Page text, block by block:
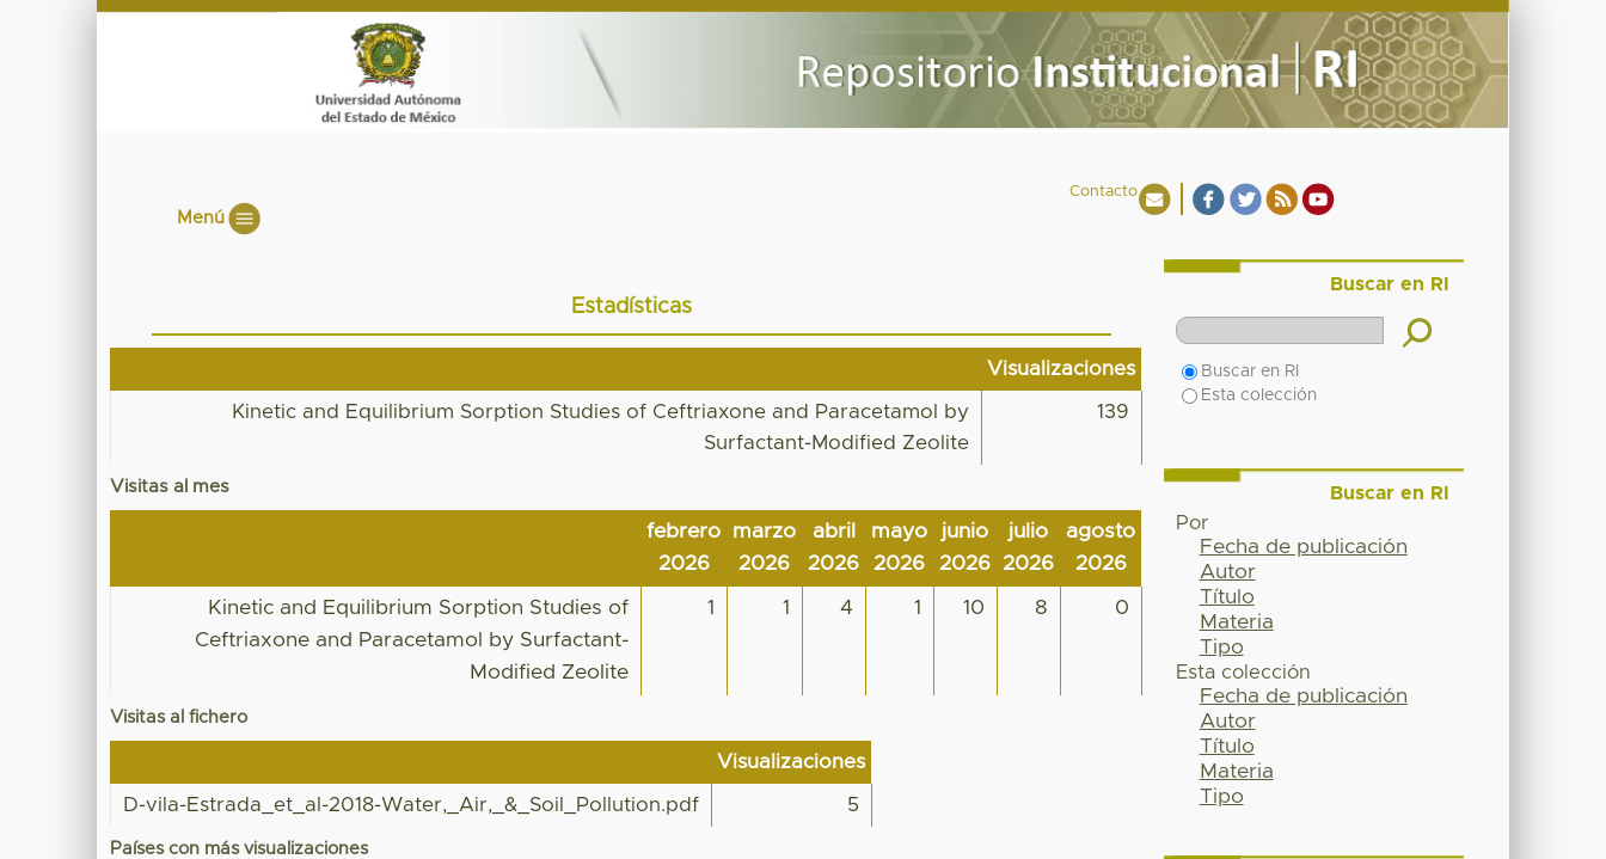
Contacto
Menú
Estadísticas
Visualizaciones
Kinetic and Equilibrium Sorption Studies of Ceftriaxone and Paracetamol by
Surfactant-Modified Zeolite
139
Visitas al mes
febrero
2026
marzo
2026
abril
2026
mayo
2026
junio
2026
julio
2026
agosto
2026
Kinetic and Equilibrium Sorption Studies of
Ceftriaxone and Paracetamol by Surfactant-
Modified Zeolite
1 1 4 1 10 8 0
Visitas al fichero
Visualizaciones
D-vila-Estrada_et_al-2018-Water,_Air,_&_Soil_Pollution.pdf 5
Países con más visualizaciones
Buscar en RI
Buscar en RI
Esta colección
Buscar en RI
Por
Fecha de publicación
Autor
Título
Materia
Tipo
Esta colección
Fecha de publicación
Autor
Título
Materia
Tipo